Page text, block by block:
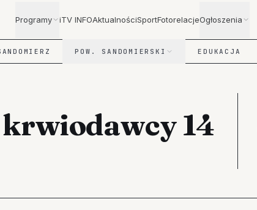
Programy iTV INFOAktualnościSportFotorelacjeOgłoszenia
POW. SANDOMIERSKI EDUKACJA
14